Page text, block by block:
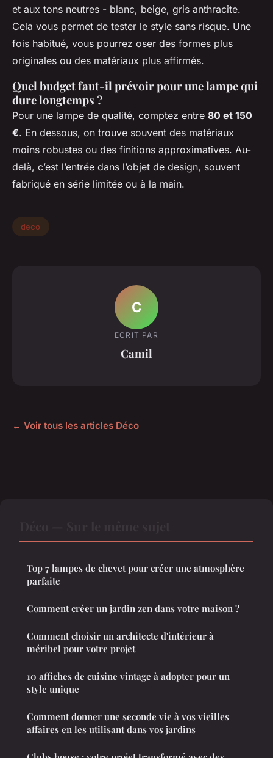
et aux tons neutres - blanc, beige, gris anthracite.
Cela vous permet de tester le style sans risque. Une
fois habitué, vous pourrez oser des formes plus
originales ou des matériaux plus affirmés.
Quel budget faut-il prévoir pour une lampe qui
dure longtemps ?
Pour une lampe de qualité, comptez entre 80 et 150
€. En dessous, on trouve souvent des matériaux
moins robustes ou des finitions approximatives. Au-
delà, c’est l’entrée dans l’objet de design, souvent
fabriqué en série limitée ou à la main.
deco
C
ECRIT PAR
Camil
← Voir tous les articles Déco
Top 7 lampes de chevet pour créer une atmosphère
parfaite
Comment créer un jardin zen dans votre maison ?
Comment choisir un architecte d'intérieur à
méribel pour votre projet
10 affiches de cuisine vintage à adopter pour un
style unique
Comment donner une seconde vie à vos vieilles
affaires en les utilisant dans vos jardins